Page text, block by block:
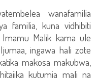
wanafamilia
familia, kuna vidhibiti
Malik kama ule
ingawa hali zote
makosa makubwa,
kutumia mali na